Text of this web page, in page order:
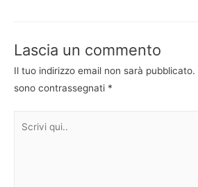
Lascia un commento
Il tuo indirizzo email non sarà pubblicato.
sono contrassegnati *